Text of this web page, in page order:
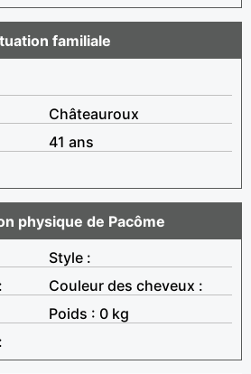
familiale
Châteauroux
41 ans
physique de Pacôme
Style :
Couleur des cheveux :
Poids : 0 kg